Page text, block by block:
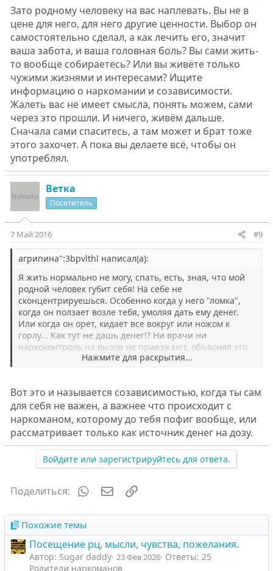
Зато родному человеку на вас наплевать. Вы не в
цене для него, для него другие ценности. Выбор он
самостоятельно сделал, а как лечить его, значит
ваша забота, и ваша головная боль? Вы сами жить-
то вообще собираетесь? Или вы живёте только
чужими жизнями и интересами? Ищите
информацию о наркомании и созависимости.
Жалеть вас не имеет смысла, понять можем, сами
через это прошли. И ничего, живём дальше.
Сначала сами спаситесь, а там может и брат тоже
этого захочет. А пока вы делаете всё, чтобы он
употреблял.
Ветка
Посетитель
7 Май 2016 #9
агрипина":3bpvlthl написал(а):
Я жить нормально не могу, спать, есть, зная, что мой
родной человек губит себя! На себе не
сконцентрируешься. Особенно когда у него "ломка",
когда он ползает возле тебя, умоляя дать ему денег.
Или когда он орет, кидает все вокруг или ножом к
горлу... Как тут не дашь денег!? Ни врачи ни
наркоконтроль на вызов не приезжают, объясняя это
"делами семейными".Нажмите для раскрытия...
Вот это и называется созависимостью, когда ты сам
для себя не важен, а важнее что происходит с
наркоманом, которому до тебя пофиг вообще, или
рассматривает только как источник денег на дозу.
Войдите или зарегистрируйтесь для ответа.
Поделиться: WhatsAppЭлектронная почта
Похожие темы
Посещение рц, мысли, чувства, пожелания.
Автор: Sugar daddy 23 Фев 2026 Ответы: 25
Родители наркоманов